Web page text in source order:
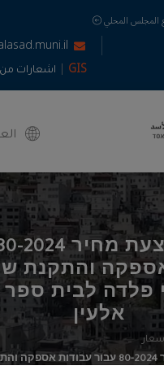
المجلس المحلي
GIS
| اشعارات من
והתקנת
פלדה לבית ספר
אלעין
בקשה להצעת מחיר 80-2024 עבור עבודות